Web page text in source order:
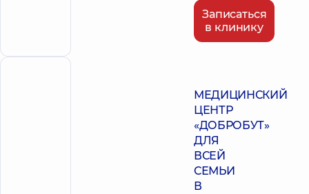
Записаться
в клинику
МЕДИЦИНСКИЙ
ЦЕНТР
«ДОБРОБУТ»
ДЛЯ
ВСЕЙ
СЕМЬИ
В